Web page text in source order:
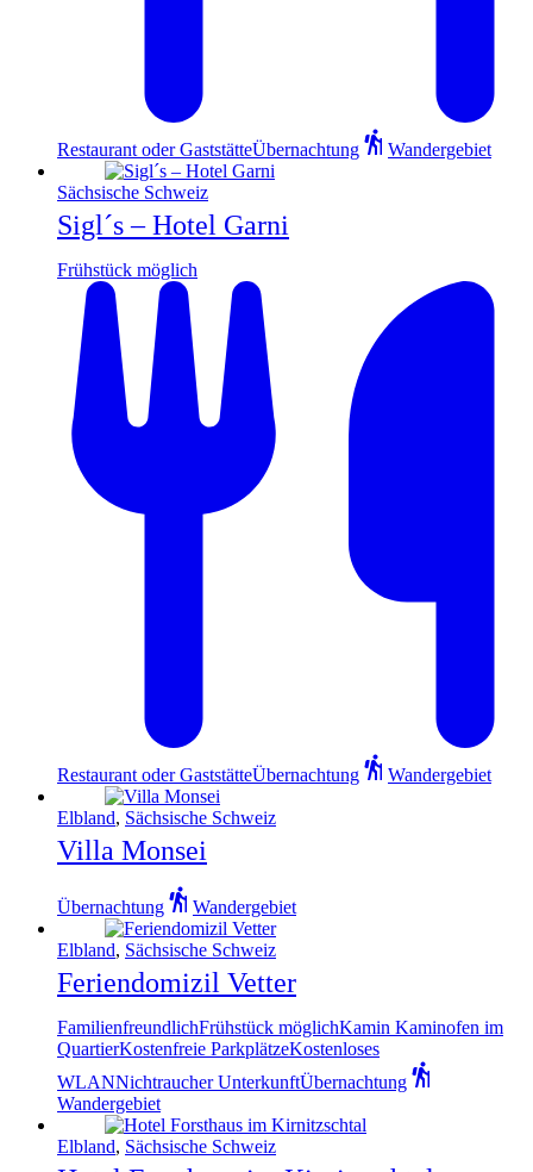
Restaurant oder GaststätteÜbernachtung Wandergebiet
Sächsische Schweiz
Sigl´s – Hotel Garni
Frühstück möglich
Restaurant oder GaststätteÜbernachtung Wandergebiet
Elbland, Sächsische Schweiz
Villa Monsei
Übernachtung Wandergebiet
Elbland, Sächsische Schweiz
Feriendomizil Vetter
FamilienfreundlichFrühstück möglichKamin Kaminofen im
QuartierKostenfreie ParkplätzeKostenloses
WLANNichtraucher UnterkunftÜbernachtung
Wandergebiet
Elbland, Sächsische Schweiz